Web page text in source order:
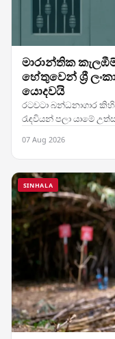
මාරාන්තික
හේතුවෙන් ශ්‍රී
යොදවයි
රටවටා බන්ධනාගාර
රැඳවියන් පලා යාමේ
07 Aug 2026
SINHALA